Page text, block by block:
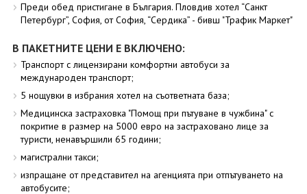
Преди обед пристигане в България. Пловдив хотел “Санкт
Петербург”, София, от София, “Сердика” - бивш "Трафик Маркет"
В ПАКЕТНИТЕ ЦЕНИ Е ВКЛЮЧЕНО:
Транспорт с лицензирани комфортни автобуси за
международен транспорт;
5 нощувки в избрания хотел на съответната база;
Медицинска застраховка "Помощ при пътуване в чужбина" с
покритие в размер на 5000 евро на застраховано лице за
туристи, ненавършили 65 години;
магистрални такси;
изпращане от представител на агенцията при отпътуването на
автобусите;